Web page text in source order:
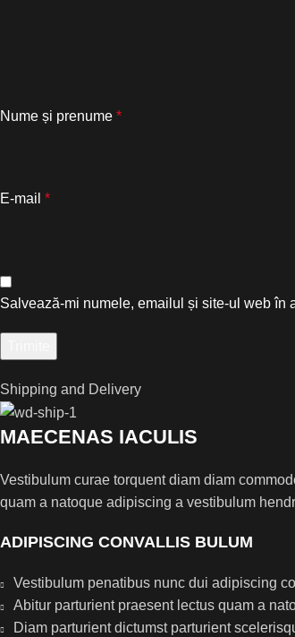
Nume și prenume *
E-mail *
Salvează-mi numele, emailul și site-ul web în
Shipping and Delivery
MAECENAS IACULIS
Vestibulum curae torquent diam diam
quam a natoque adipiscing a vestibulum
ADIPISCING CONVALLIS BULUM
Vestibulum penatibus nunc dui adipiscing
Abitur parturient praesent lectus quam a
Diam parturient dictumst parturient